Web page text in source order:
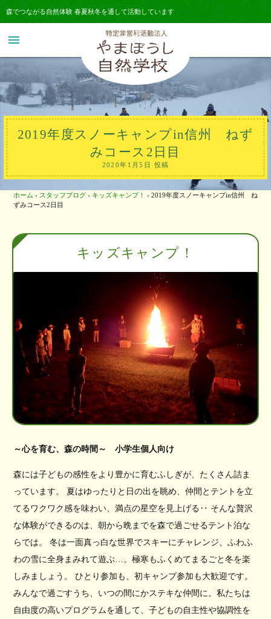
森でつながる自然体験 春夏秋冬を通して活動しています
menu
2019年度スノーキャンプin信州 ねず
みコース2日目
2020年1月5日 投稿
ホーム › スタッフブログ › キッズキャンプ！ › 2019年度スノーキャンプin信州 ね
ずみコース2日目
キッズキャンプ！
～心を育む、森の時間～ 小学生個人向け
森には子どもの感性をより豊かに育むふしぎが、たくさん詰ま
っています。 夏はゆったりと日の出を眺め、仲間とテントを立
てるワクワク感を味わい、満点の星空を見上げる‥ そんな贅沢
な体験ができるのは、朝から晩までを森で過ごせるテント泊な
らでは。 冬は一面真っ白な世界でスキーにチャレンジ、ふわふ
わの雪に全身まみれて遊ぶ…。極寒もふくめてまるごと冬を楽
しみましょう。 ひとり参加も、初キャンプ参加も大歓迎です。
みんなで過ごすうち、いつの間にかステキな仲間に。私たちは
自由度の高いプログラムを通して、子どもの自主性や協調性を